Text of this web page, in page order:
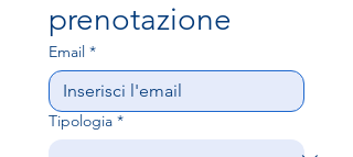
prenotazione
Email *
Tipologia *